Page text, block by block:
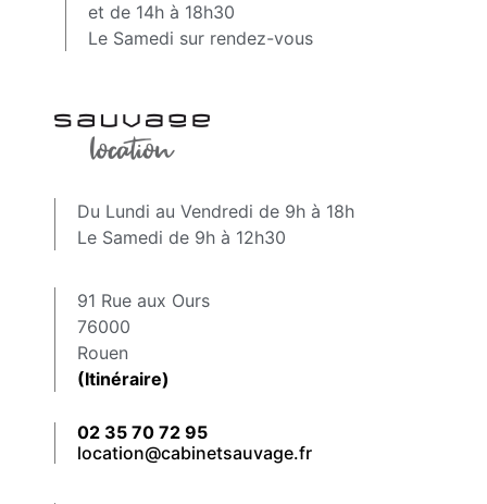
et de 14h à 18h30
Le Samedi sur rendez-vous
Du Lundi au Vendredi de 9h à 18h
Le Samedi de 9h à 12h30
91 Rue aux Ours
76000
Rouen
(Itinéraire)
02 35 70 72 95
location@cabinetsauvage.fr